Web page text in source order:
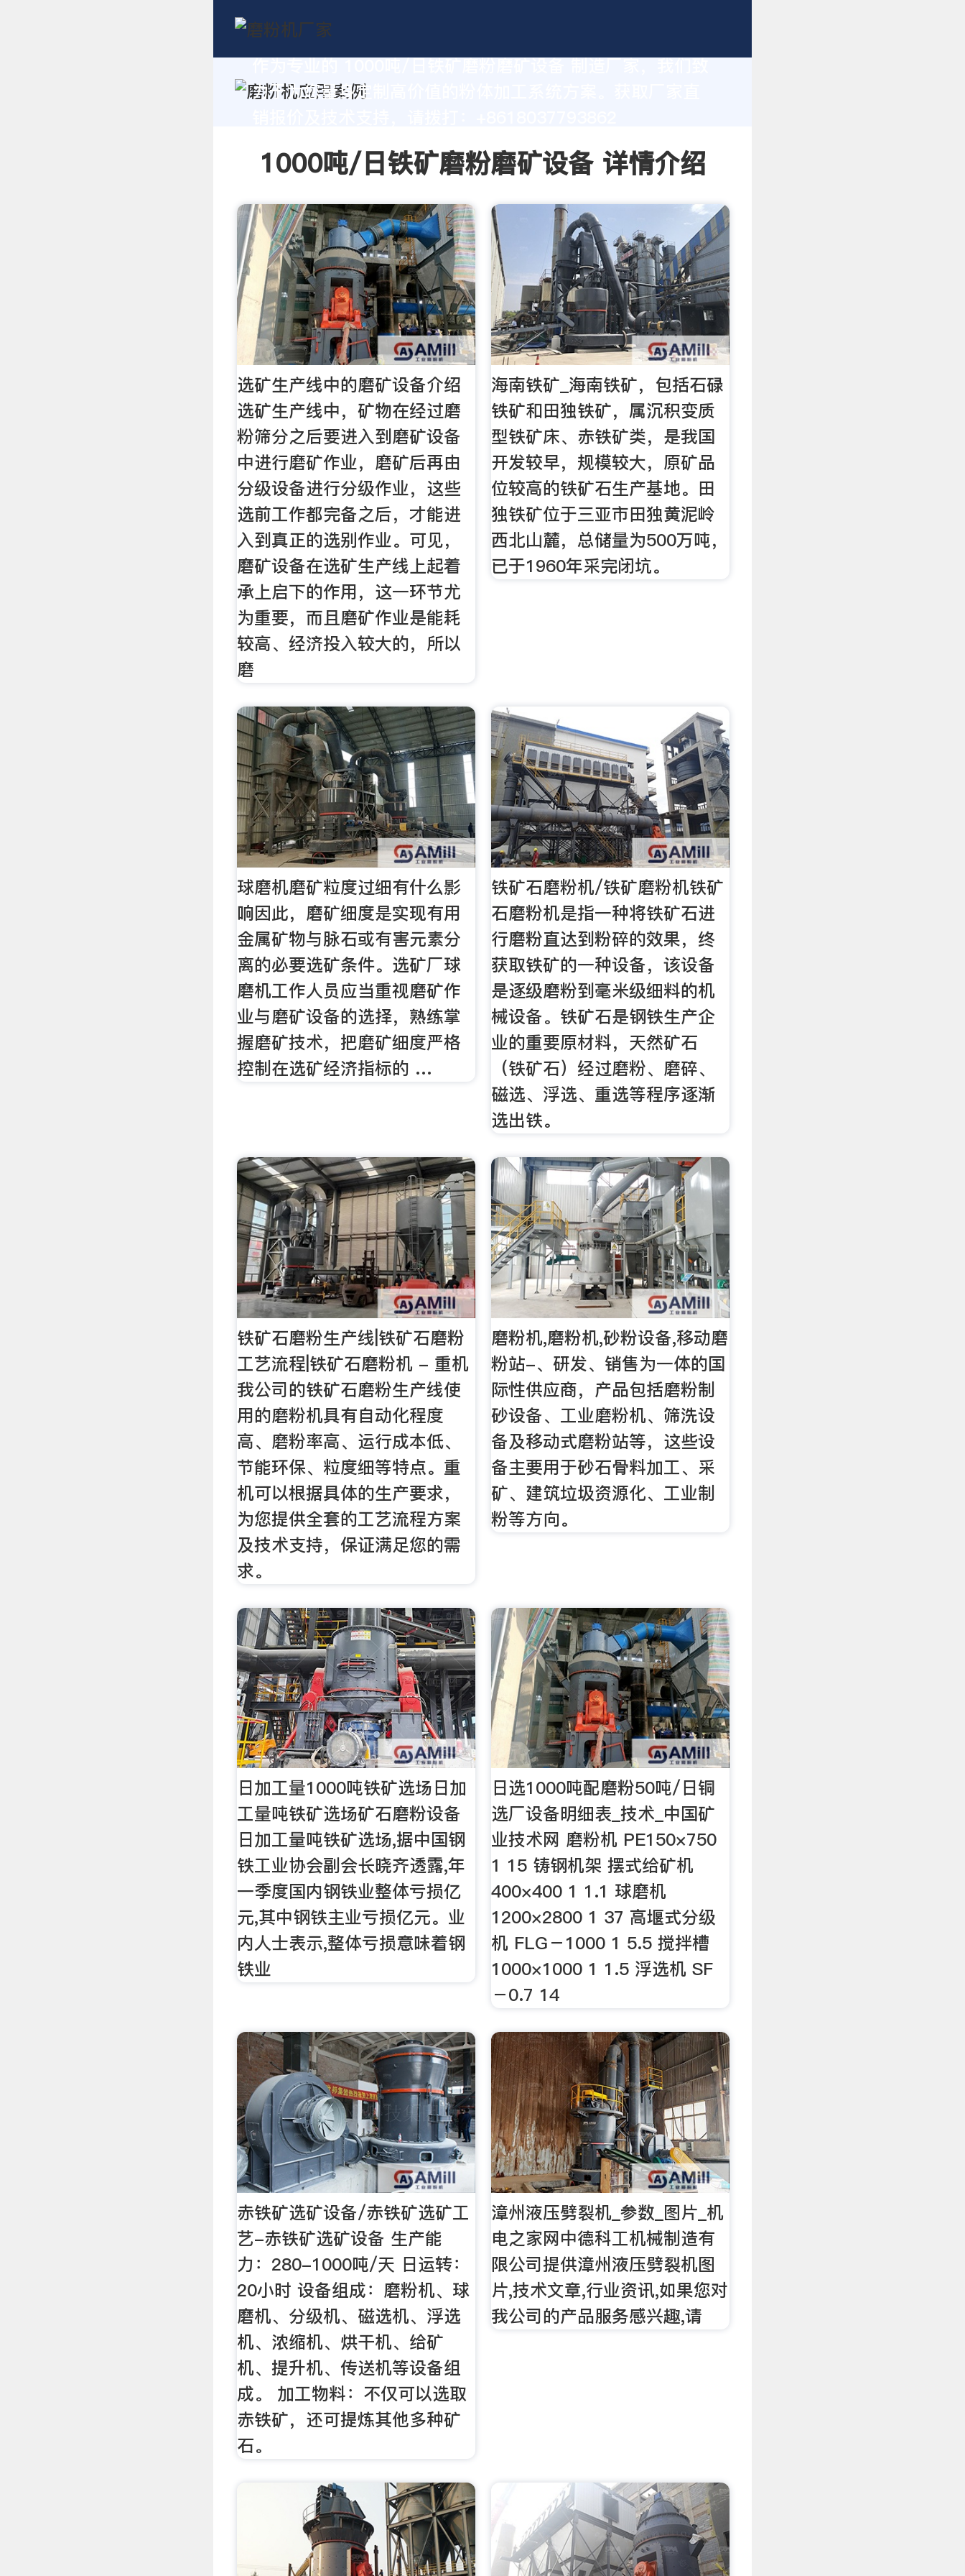
力于为您量身定制高价值的粉体加工系统方案。获取厂家直
1000吨/日铁矿磨粉磨矿设备 详情介绍
选矿生产线中的磨矿设备介绍
选矿生产线中，矿物在经过磨
粉筛分之后要进入到磨矿设备
中进行磨矿作业，磨矿后再由
分级设备进行分级作业，这些
选前工作都完备之后，才能进
入到真正的选别作业。可见，
磨矿设备在选矿生产线上起着
承上启下的作用，这一环节尤
为重要，而且磨矿作业是能耗
较高、经济投入较大的，所以
磨
海南铁矿_海南铁矿，包括石碌
铁矿和田独铁矿，属沉积变质
型铁矿床、赤铁矿类，是我国
开发较早，规模较大，原矿品
位较高的铁矿石生产基地。田
独铁矿位于三亚市田独黄泥岭
西北山麓，总储量为500万吨，
已于1960年采完闭坑。
球磨机磨矿粒度过细有什么影
响因此，磨矿细度是实现有用
金属矿物与脉石或有害元素分
离的必要选矿条件。选矿厂球
磨机工作人员应当重视磨矿作
业与磨矿设备的选择，熟练掌
握磨矿技术，把磨矿细度严格
控制在选矿经济指标的 …
铁矿石磨粉机/铁矿磨粉机铁矿
石磨粉机是指一种将铁矿石进
行磨粉直达到粉碎的效果，终
获取铁矿的一种设备，该设备
是逐级磨粉到毫米级细料的机
械设备。铁矿石是钢铁生产企
业的重要原材料，天然矿石
（铁矿石）经过磨粉、磨碎、
磁选、浮选、重选等程序逐渐
选出铁。
铁矿石磨粉生产线|铁矿石磨粉
工艺流程|铁矿石磨粉机 - 重机
我公司的铁矿石磨粉生产线使
用的磨粉机具有自动化程度
高、磨粉率高、运行成本低、
节能环保、粒度细等特点。重
机可以根据具体的生产要求，
为您提供全套的工艺流程方案
及技术支持，保证满足您的需
求。
磨粉机,磨粉机,砂粉设备,移动磨
粉站-、研发、销售为一体的国
际性供应商，产品包括磨粉制
砂设备、工业磨粉机、筛洗设
备及移动式磨粉站等，这些设
备主要用于砂石骨料加工、采
矿、建筑垃圾资源化、工业制
粉等方向。
日加工量1000吨铁矿选场日加
工量吨铁矿选场矿石磨粉设备
日加工量吨铁矿选场,据中国钢
铁工业协会副会长晓齐透露,年
一季度国内钢铁业整体亏损亿
元,其中钢铁主业亏损亿元。业
内人士表示,整体亏损意味着钢
铁业
日选1000吨配磨粉50吨/日铜
选厂设备明细表_技术_中国矿
业技术网 磨粉机 PE150×750
1 15 铸钢机架 摆式给矿机
400×400 1 1.1 球磨机
1200×2800 1 37 高堰式分级
机 FLG－1000 1 5.5 搅拌槽
1000×1000 1 1.5 浮选机 SF
－0.7 14
赤铁矿选矿设备/赤铁矿选矿工
艺-赤铁矿选矿设备 生产能
力：280-1000吨/天 日运转：
20小时 设备组成：磨粉机、球
磨机、分级机、磁选机、浮选
机、浓缩机、烘干机、给矿
机、提升机、传送机等设备组
成。 加工物料：不仅可以选取
赤铁矿，还可提炼其他多种矿
石。
漳州液压劈裂机_参数_图片_机
电之家网中德科工机械制造有
限公司提供漳州液压劈裂机图
片,技术文章,行业资讯,如果您对
我公司的产品服务感兴趣,请